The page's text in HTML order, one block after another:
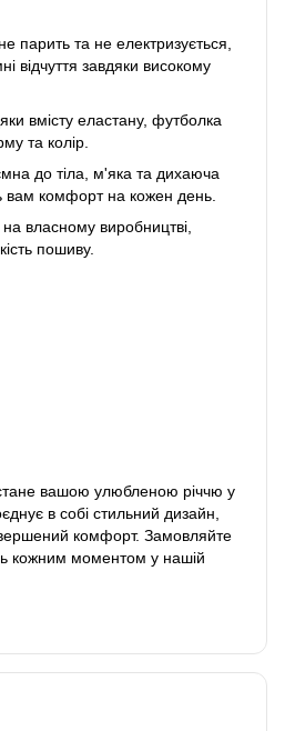
парить та не електризується,
відчуття завдяки високому
вмісту еластану, футболка
та колір.
до тіла, м'яка та дихаюча
вам комфорт на кожен день.
власному виробництві,
пошиву.
вашою улюбленою річчю у
в собі стильний дизайн,
комфорт. Замовляйте
кожним моментом у нашій